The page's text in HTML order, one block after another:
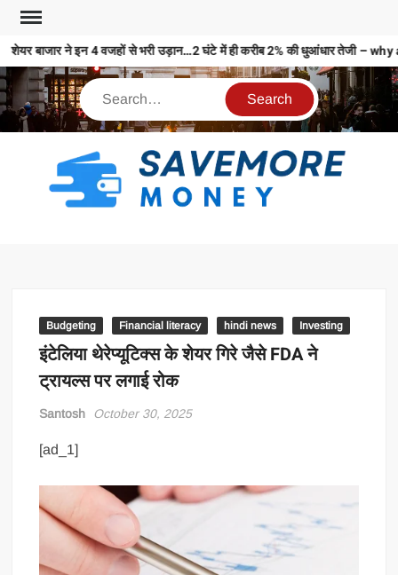
शेयर बाजार ने इन 4 वजहों से भरी उड़ान…2 घंटे में ही करीब 2% की धुआंधार
Budgeting Financial literacy hindi news Investing
इंटेलिया थेरेप्यूटिक्स के शेयर गिरे जैसे FDA ने
ट्रायल्स पर लगाई रोक
Santosh October 30, 2025
[ad_1]